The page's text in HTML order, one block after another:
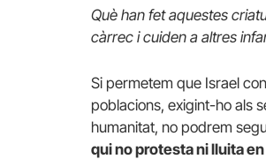
Què han fet aquestes
càrrec i cuiden a altres
Si permetem que Israel
poblacions, exigint-ho als
humanitat, no podrem
qui no protesta ni lluita